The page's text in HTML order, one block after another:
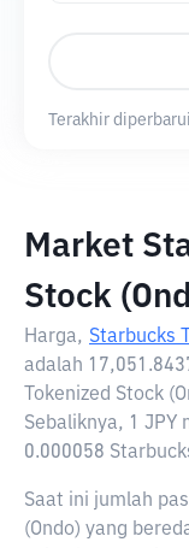
Terakhir
Market
Stock
Harga, Starbucks
adalah
Tokenized Stock
Sebaliknya, 1 JPY
0.000058
Saat ini jumlah
(Ondo) yang